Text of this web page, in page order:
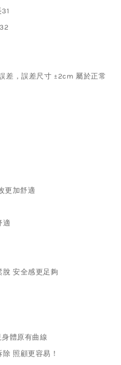
差，誤差尺寸 ±2cm 屬於正常
更加舒適
適
安全感更足夠
體原有曲線
照顧更容易！